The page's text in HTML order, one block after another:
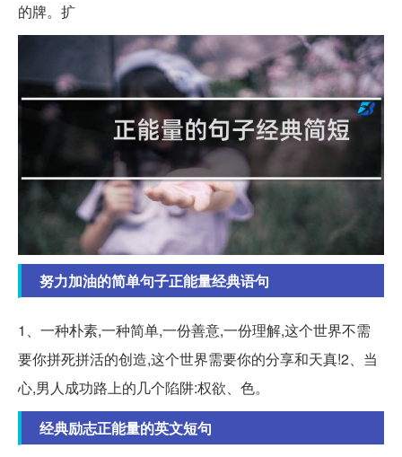
的牌。扩
努力加油的简单句子正能量经典语句
1、一种朴素,一种简单,一份善意,一份理解,这个世界不需
要你拼死拼活的创造,这个世界需要你的分享和天真!2、当
心,男人成功路上的几个陷阱:权欲、色。
经典励志正能量的英文短句